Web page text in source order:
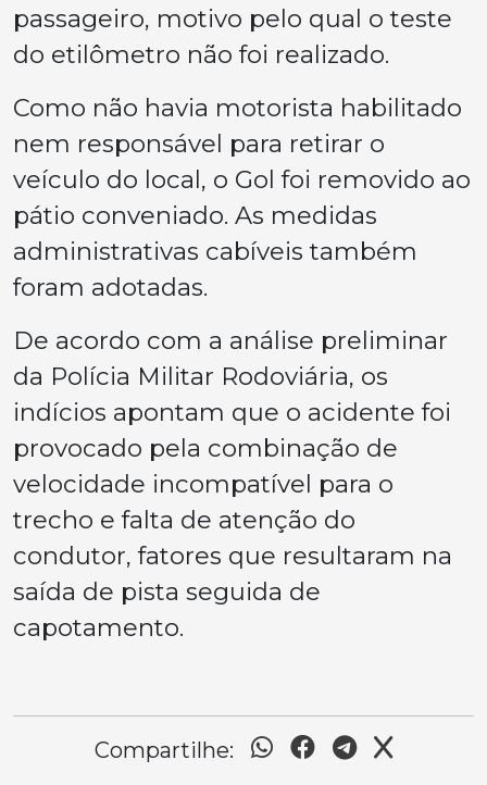
passageiro, motivo pelo qual o teste
do etilômetro não foi realizado.
Como não havia motorista habilitado
nem responsável para retirar o
veículo do local, o Gol foi removido ao
pátio conveniado. As medidas
administrativas cabíveis também
foram adotadas.
De acordo com a análise preliminar
da Polícia Militar Rodoviária, os
indícios apontam que o acidente foi
provocado pela combinação de
velocidade incompatível para o
trecho e falta de atenção do
condutor, fatores que resultaram na
saída de pista seguida de
capotamento.
Compartilhe: